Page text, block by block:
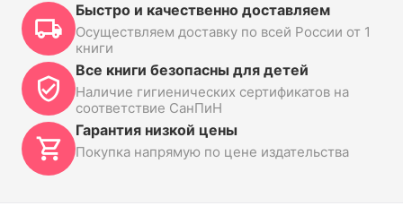
Быстро и качественно доставляем
Осуществляем доставку по всей России от 1
книги
Все книги безопасны для детей
Наличие гигиенических сертификатов на
соответствие СанПиН
Гарантия низкой цены
Покупка напрямую по цене издательства